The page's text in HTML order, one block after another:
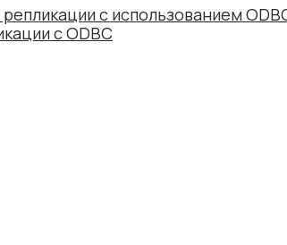
с использованием
с ODBC